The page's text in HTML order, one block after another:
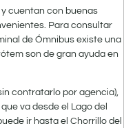
cuentan con buenas
Para consultar
de Ómnibus existe una
son de gran ayuda en
contratarlo por agencia),
va desde el Lago del
ir hasta el Chorrillo del